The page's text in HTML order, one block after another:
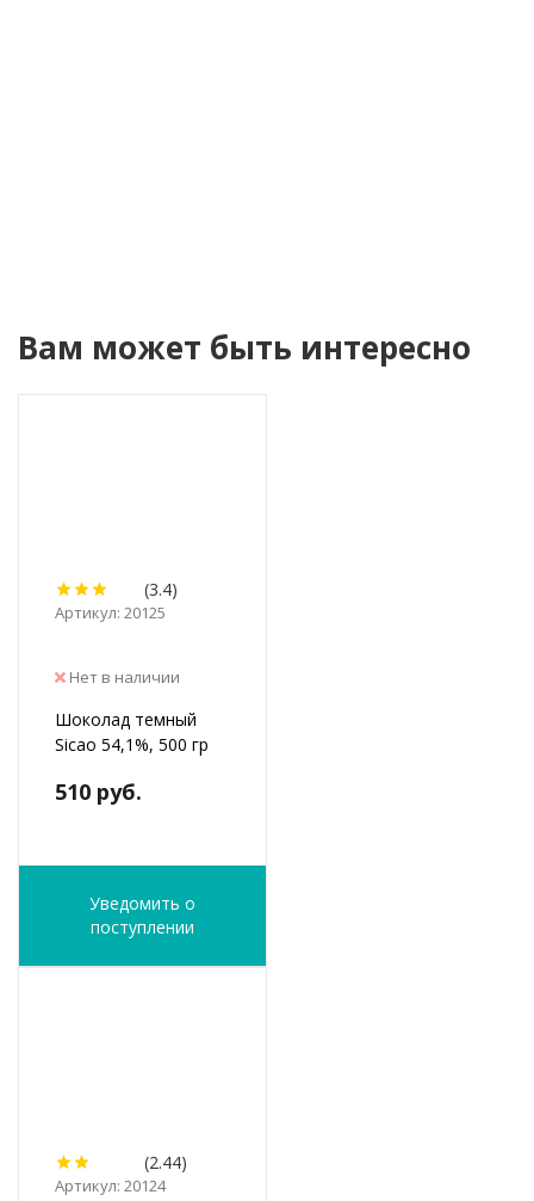
Вам может быть интересно
(3.4)
Артикул: 20125
Нет в наличии
Шоколад темный
Sicao 54,1%, 500 гр
510 руб.
Уведомить о
поступлении
(2.44)
Артикул: 20124